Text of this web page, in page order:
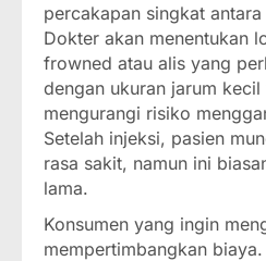
percakapan singkat
Dokter akan menentukan
frowned atau alis yang
dengan ukuran jarum
mengurangi risiko
Setelah injeksi, pasien
rasa sakit, namun ini
lama.
Konsumen yang ingin
mempertimbangkan